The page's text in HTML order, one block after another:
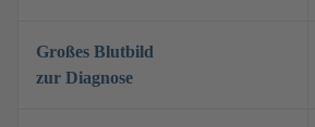
Großes Blutbild
zur Diagnose